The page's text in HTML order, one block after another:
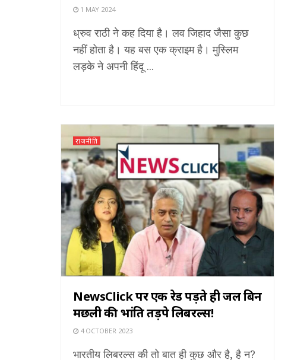
1 MAY 2024
ध्रुव राठी ने कह दिया है। लव जिहाद जैसा कुछ
नहीं होता है। यह बस एक क्राइम है। मुस्लिम
लड़के ने अपनी हिंदू ...
राजनीति
NewsClick पर एक रेड पड़ते ही जल बिन
मछली की भांति तड़पे लिबरल्स!
4 OCTOBER 2023
भारतीय लिबरल्स की तो बात ही कुछ और है, है न?